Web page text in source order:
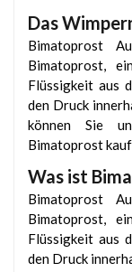
Das
Bimatoprost
Bimatoprost,
Flüssigkeit aus
den Druck
können Sie
Bimatoprost
Was ist
Bimatoprost
Bimatoprost,
Flüssigkeit aus
den Druck